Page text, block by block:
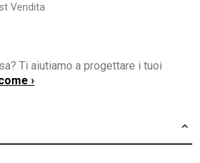
Vendita
Ti aiutiamo a progettare i tuoi
›